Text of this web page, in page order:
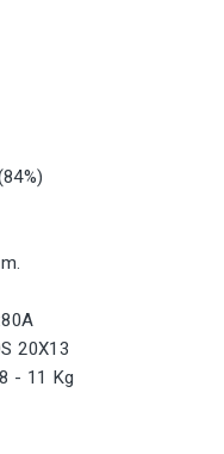
20X13
- 11 Kg